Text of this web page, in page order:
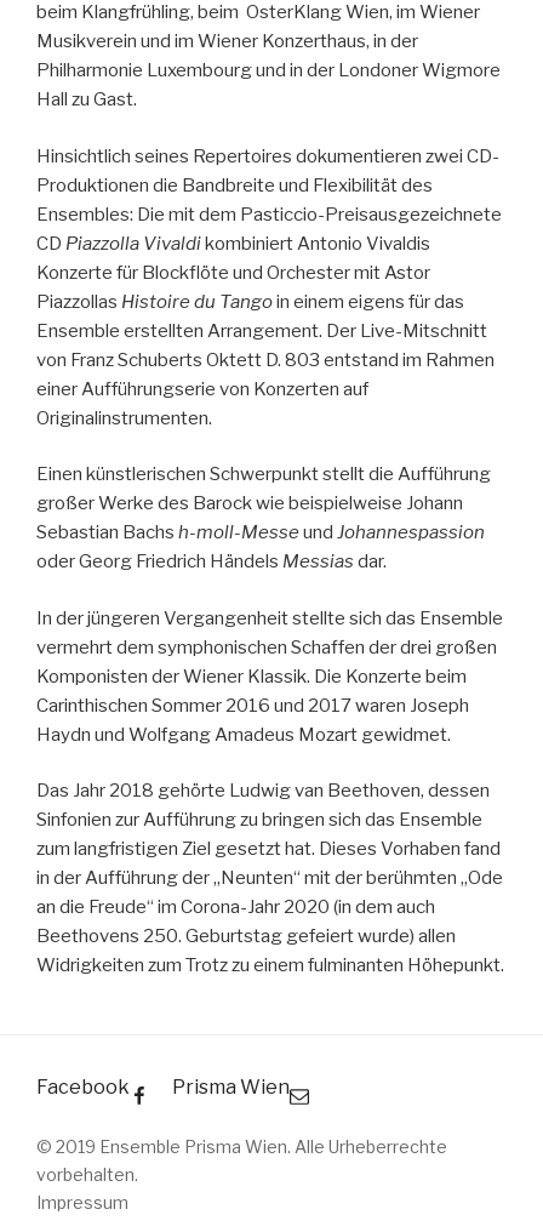
beim Klangfrühling, beim OsterKlang Wien, im Wiener
Musikverein und im Wiener Konzerthaus, in der
Philharmonie Luxembourg und in der Londoner Wigmore
Hall zu Gast.
Hinsichtlich seines Repertoires dokumentieren zwei CD-
Produktionen die Bandbreite und Flexibilität des
Ensembles: Die mit dem Pasticcio-Preisausgezeichnete
CD Piazzolla Vivaldikombiniert Antonio Vivaldis
Konzerte für Blockflöte und Orchester mit Astor
Piazzollas Histoire du Tangoin einem eigens für das
Ensemble erstellten Arrangement. Der Live-Mitschnitt
von Franz Schuberts Oktett D. 803 entstand im Rahmen
einer Aufführungserie von Konzerten auf
Originalinstrumenten.
Einen künstlerischen Schwerpunkt stellt die Aufführung
großer Werke des Barock wie beispielweise Johann
Sebastian Bachs h-moll-Messe und Johannespassion
oder Georg Friedrich Händels Messias dar.
In der jüngeren Vergangenheit stellte sich das Ensemble
vermehrt dem symphonischen Schaffen der drei großen
Komponisten der Wiener Klassik. Die Konzerte beim
Carinthischen Sommer 2016 und 2017 waren Joseph
Haydn und Wolfgang Amadeus Mozart gewidmet.
Das Jahr 2018 gehörte Ludwig van Beethoven, dessen
Sinfonien zur Aufführung zu bringen sich das Ensemble
zum langfristigen Ziel gesetzt hat. Dieses Vorhaben fand
in der Aufführung der „Neunten“ mit der berühmten „Ode
an die Freude“ im Corona-Jahr 2020 (in dem auch
Beethovens 250. Geburtstag gefeiert wurde) allen
Widrigkeiten zum Trotz zu einem fulminanten Höhepunkt.
Facebook Prisma Wien
© 2019 Ensemble Prisma Wien. Alle Urheberrechte
vorbehalten.
Impressum